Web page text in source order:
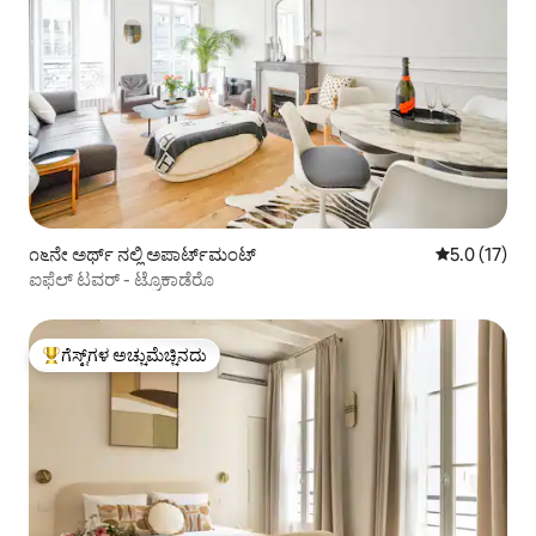
೧೬ನೇ ಅರ್ಥ್ ನಲ್ಲಿ ಅಪಾರ್ಟ್‌ಮಂಟ್ 5 ರಲ್ಲಿ 5.0
5.0 (17)
ಐಫೆಲ್ ಟವರ್ - ಟ್ರೊಕಾಡೆರೊ
ಗೆಸ್ಟ್‌ಗಳಿಗೆ ಅತಿ ಹೆಚ್ಚು ಅಚ್ಚುಮೆಚ್ಚಿನದು
ಗೆಸ್ಟ್‌ಗಳ ಅಚ್ಚುಮೆಚ್ಚಿನದು